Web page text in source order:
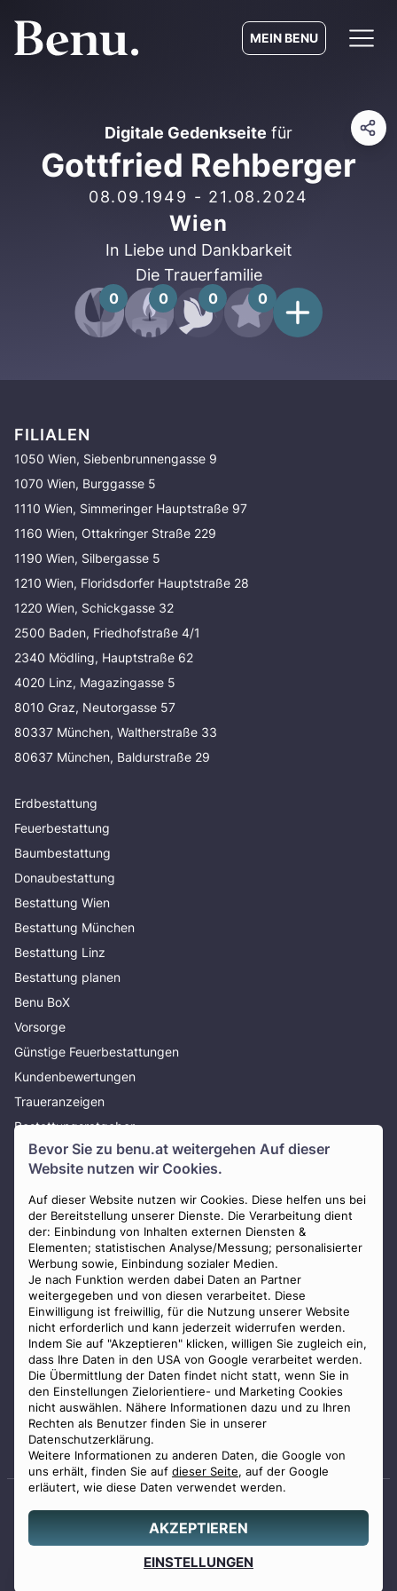
Bevor Sie zu benu.at weitergehen Auf dieser
Website nutzen wir Cookies.
Auf dieser Website nutzen wir Cookies. Diese helfen uns bei
der Bereitstellung unserer Dienste. Die Verarbeitung dient
der: Einbindung von Inhalten externen Diensten &
Elementen; statistischen Analyse/Messung; personalisierter
Werbung sowie, Einbindung sozialer Medien.
Je nach Funktion werden dabei Daten an Partner
weitergegeben und von diesen verarbeitet. Diese
Einwilligung ist freiwillig, für die Nutzung unserer Website
nicht erforderlich und kann jederzeit widerrufen werden.
Indem Sie auf "Akzeptieren" klicken, willigen Sie zugleich ein,
dass Ihre Daten in den USA von Google verarbeitet werden.
Die Übermittlung der Daten findet nicht statt, wenn Sie in
den Einstellungen Zielorientiere- und Marketing Cookies
nicht auswählen. Nähere Informationen dazu und zu Ihren
Rechten als Benutzer finden Sie in unserer
Datenschutzerklärung.
Weitere Informationen zu anderen Daten, die Google von
uns erhält, finden Sie auf dieser Seite, auf der Google
erläutert, wie diese Daten verwendet werden.
AKZEPTIEREN
EINSTELLUNGEN
MEIN BENU
0800 88 44 04
erstellen
Digitale Gedenkseite für
Gottfried Rehberger
08.09.1949 - 21.08.2024
Wien
In Liebe und Dankbarkeit
Die Trauerfamilie
0 0 0 0
FILIALEN
1050 Wien, Siebenbrunnengasse 9
1070 Wien, Burggasse 5
1110 Wien, Simmeringer Hauptstraße 97
1160 Wien, Ottakringer Straße 229
1190 Wien, Silbergasse 5
1210 Wien, Floridsdorfer Hauptstraße 28
1220 Wien, Schickgasse 32
2500 Baden, Friedhofstraße 4/1
2340 Mödling, Hauptstraße 62
4020 Linz, Magazingasse 5
8010 Graz, Neutorgasse 57
80337 München, Waltherstraße 33
80637 München, Baldurstraße 29
Erdbestattung
Feuerbestattung
Baumbestattung
Donaubestattung
Bestattung Wien
Bestattung München
Bestattung Linz
Bestattung planen
Benu BoX
Vorsorge
Günstige Feuerbestattungen
Kundenbewertungen
Traueranzeigen
Bestattungsratgeber
Über uns
Presse
AGB
Impressum
Datenschutz
Widerrufsbelehrung
Zahlungsmöglichkeiten
Staatlich geprüfter
© 2026 Benu GmbH. Alle Rechte vorbehalten.